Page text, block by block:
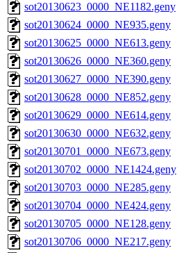
sot20130623_0000_NE1182.geny
sot20130624_0000_NE935.geny
sot20130625_0000_NE613.geny
sot20130626_0000_NE360.geny
sot20130627_0000_NE390.geny
sot20130628_0000_NE852.geny
sot20130629_0000_NE614.geny
sot20130630_0000_NE632.geny
sot20130701_0000_NE673.geny
sot20130702_0000_NE1424.geny
sot20130703_0000_NE285.geny
sot20130704_0000_NE424.geny
sot20130705_0000_NE128.geny
sot20130706_0000_NE217.geny